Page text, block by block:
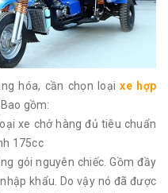
hóa, cần chọn loạixe hợp
gồm:
xe chở hàng đủ tiêu chuẩn
175cc
gói nguyên chiếc. Gồm đầy
khẩu. Do vậy nó đã được